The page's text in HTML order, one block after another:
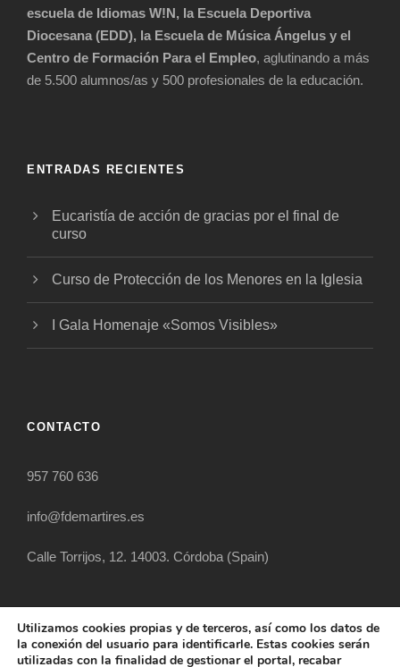
escuela de Idiomas W!N, la Escuela Deportiva
Diocesana (EDD), la Escuela de Música Ángelus y el
Centro de Formación Para el Empleo, aglutinando a más
de 5.500 alumnos/as y 500 profesionales de la educación.
ENTRADAS RECIENTES
Eucaristía de acción de gracias por el final de
curso
Curso de Protección de los Menores en la Iglesia
I Gala Homenaje «Somos Visibles»
CONTACTO
957 760 636
info@fdemartires.es
Calle Torrijos, 12. 14003. Córdoba (Spain)
Utilizamos cookies propias y de terceros, así como los datos de
la conexión del usuario para identificarle. Estas cookies serán
utilizadas con la finalidad de gestionar el portal, recabar